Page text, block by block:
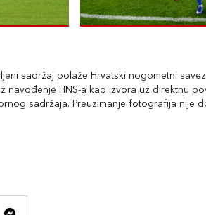
sadržaj polaže Hrvatski nogometni
navođenje HNS-a kao izvora uz direktnu
sadržaja. Preuzimanje fotografija nije